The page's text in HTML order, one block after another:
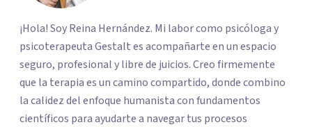
¡Hola! Soy Reina Hernández. Mi labor como psicóloga y
psicoterapeuta Gestalt es acompañarte en un espacio
seguro, profesional y libre de juicios. Creo firmemente
que la terapia es un camino compartido, donde combino
la calidez del enfoque humanista con fundamentos
científicos para ayudarte a navegar tus procesos